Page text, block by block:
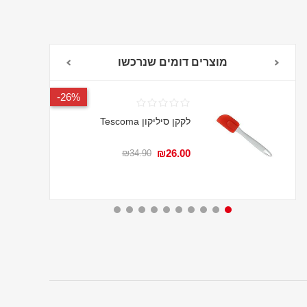
מוצרים דומים שנרכשו
26%-
לקקן סיליקון Tescoma
₪26.00
₪34.90